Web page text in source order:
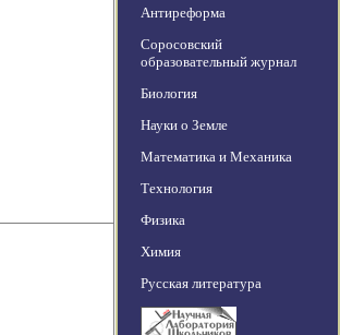
Антиреформа
Соросовский
образовательный журнал
Биология
Науки о Земле
Математика и Механика
Технология
Физика
Химия
Русская литература